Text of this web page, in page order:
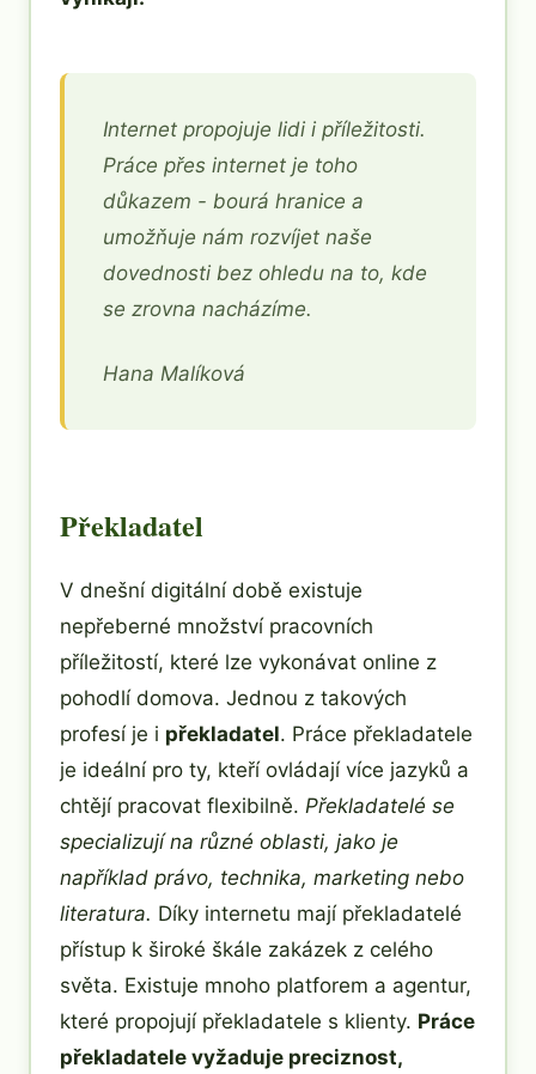
Internet propojuje lidi i příležitosti.
Práce přes internet je toho
důkazem - bourá hranice a
umožňuje nám rozvíjet naše
dovednosti bez ohledu na to, kde
se zrovna nacházíme.
Hana Malíková
Překladatel
V dnešní digitální době existuje
nepřeberné množství pracovních
příležitostí, které lze vykonávat online z
pohodlí domova. Jednou z takových
profesí je i překladatel. Práce překladatele
je ideální pro ty, kteří ovládají více jazyků a
chtějí pracovat flexibilně. Překladatelé se
specializují na různé oblasti, jako je
například právo, technika, marketing nebo
literatura. Díky internetu mají překladatelé
přístup k široké škále zakázek z celého
světa. Existuje mnoho platforem a agentur,
které propojují překladatele s klienty. Práce
překladatele vyžaduje preciznost,